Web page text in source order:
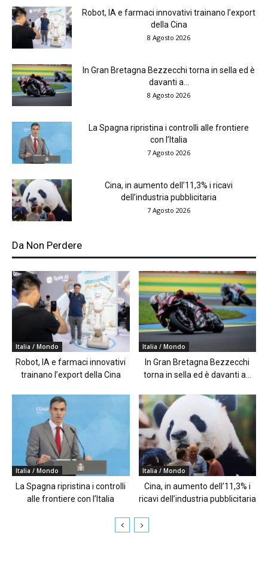
Robot, IA e farmaci innovativi trainano l’export
della Cina
8 Agosto 2026
In Gran Bretagna Bezzecchi torna in sella ed è
davanti a...
8 Agosto 2026
La Spagna ripristina i controlli alle frontiere
con l’Italia
7 Agosto 2026
Cina, in aumento dell’11,3% i ricavi
dell’industria pubblicitaria
7 Agosto 2026
Da Non Perdere
Italia / Mondo
Robot, IA e farmaci innovativi
trainano l’export della Cina
Italia / Mondo
In Gran Bretagna Bezzecchi
torna in sella ed è davanti a...
Italia / Mondo
La Spagna ripristina i controlli
alle frontiere con l’Italia
Italia / Mondo
Cina, in aumento dell’11,3% i
ricavi dell’industria pubblicitaria